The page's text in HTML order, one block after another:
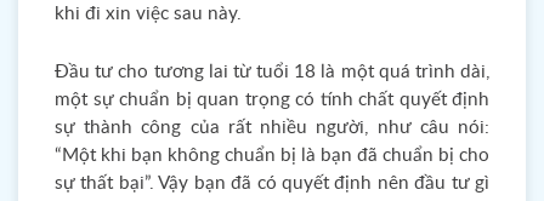
khi đi xin việc sau này.
Đầu tư cho tương lai từ tuổi 18 là một quá trình dài,
một sự chuẩn bị quan trọng có tính chất quyết định
sự thành công của rất nhiều người, như câu nói:
“Một khi bạn không chuẩn bị là bạn đã chuẩn bị cho
sự thất bại”. Vậy bạn đã có quyết định nên đầu tư gì